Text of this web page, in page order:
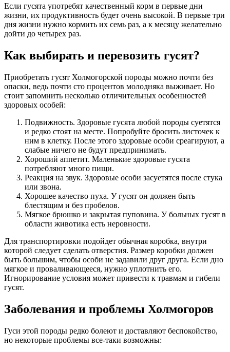
Если гусята употребят качественный корм в первые дни
жизни, их продуктивность будет очень высокой. В первые три
дня жизни нужно кормить их семь раз, а к месяцу желательно
дойти до четырех раз.
Как выбирать и перевозить гусят?
Приобретать гусят Холмогорской породы можно почти без
опаски, ведь почти сто процентов молодняка выживает. Но
стоит запомнить несколько отличительных особенностей
здоровых особей:
Подвижность. Здоровые гусята любой породы суетятся
и редко стоят на месте. Попробуйте бросить листочек к
ним в клетку. После этого здоровые особи среагируют, а
слабые ничего не будут предпринимать.
Хороший аппетит. Маленькие здоровые гусята
потребляют много пищи.
Реакция на звук. Здоровые особи засуетятся после стука
или звона.
Хорошее качество пуха. У гусят он должен быть
блестящим и без пробелов.
Мягкое брюшко и закрытая пуповина. У больных гусят в
области животика есть неровности.
Для транспортировки подойдет обычная коробка, внутри
которой следует сделать отверстия. Размер коробки должен
быть большим, чтобы особи не задавили друг друга. Если дно
мягкое и проваливающееся, нужно уплотнить его.
Игнорирование условия может привести к травмам и гибели
гусят.
Заболевания и проблемы Холмогоров
Гуси этой породы редко болеют и доставляют беспокойство,
но некоторые проблемы все-таки возможны: